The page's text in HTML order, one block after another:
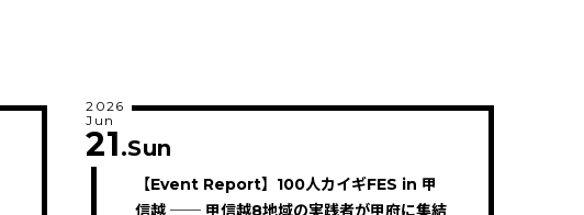
【Event Report】100人カイギFES in 甲
2026
Jun
21.Sun